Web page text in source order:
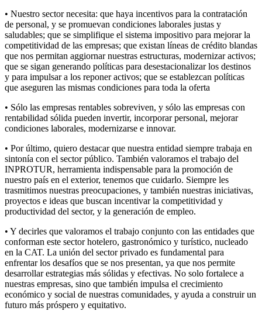
• Nuestro sector necesita: que haya incentivos para la contratación
de personal, y se promuevan condiciones laborales justas y
saludables; que se simplifique el sistema impositivo para mejorar la
competitividad de las empresas; que existan líneas de crédito blandas
que nos permitan aggiornar nuestras estructuras, modernizar activos;
que se sigan generando políticas para desestacionalizar los destinos
y para impulsar a los reponer activos; que se establezcan políticas
que aseguren las mismas condiciones para toda la oferta
• Sólo las empresas rentables sobreviven, y sólo las empresas con
rentabilidad sólida pueden invertir, incorporar personal, mejorar
condiciones laborales, modernizarse e innovar.
• Por último, quiero destacar que nuestra entidad siempre trabaja en
sintonía con el sector público. También valoramos el trabajo del
INPROTUR, herramienta indispensable para la promoción de
nuestro país en el exterior, tenemos que cuidarlo. Siempre les
trasmitimos nuestras preocupaciones, y también nuestras iniciativas,
proyectos e ideas que buscan incentivar la competitividad y
productividad del sector, y la generación de empleo.
• Y decirles que valoramos el trabajo conjunto con las entidades que
conforman este sector hotelero, gastronómico y turístico, nucleado
en la CAT. La unión del sector privado es fundamental para
enfrentar los desafíos que se nos presentan, ya que nos permite
desarrollar estrategias más sólidas y efectivas. No solo fortalece a
nuestras empresas, sino que también impulsa el crecimiento
económico y social de nuestras comunidades, y ayuda a construir un
futuro más próspero y equitativo.